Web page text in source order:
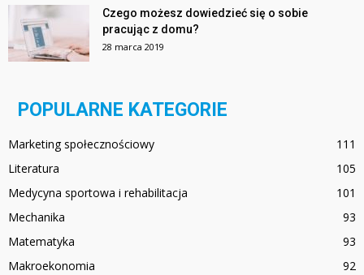
Czego możesz dowiedzieć się o sobie
pracując z domu?
28 marca 2019
POPULARNE KATEGORIE
Marketing społecznościowy
111
Literatura
105
Medycyna sportowa i rehabilitacja
101
Mechanika
93
Matematyka
93
Makroekonomia
92